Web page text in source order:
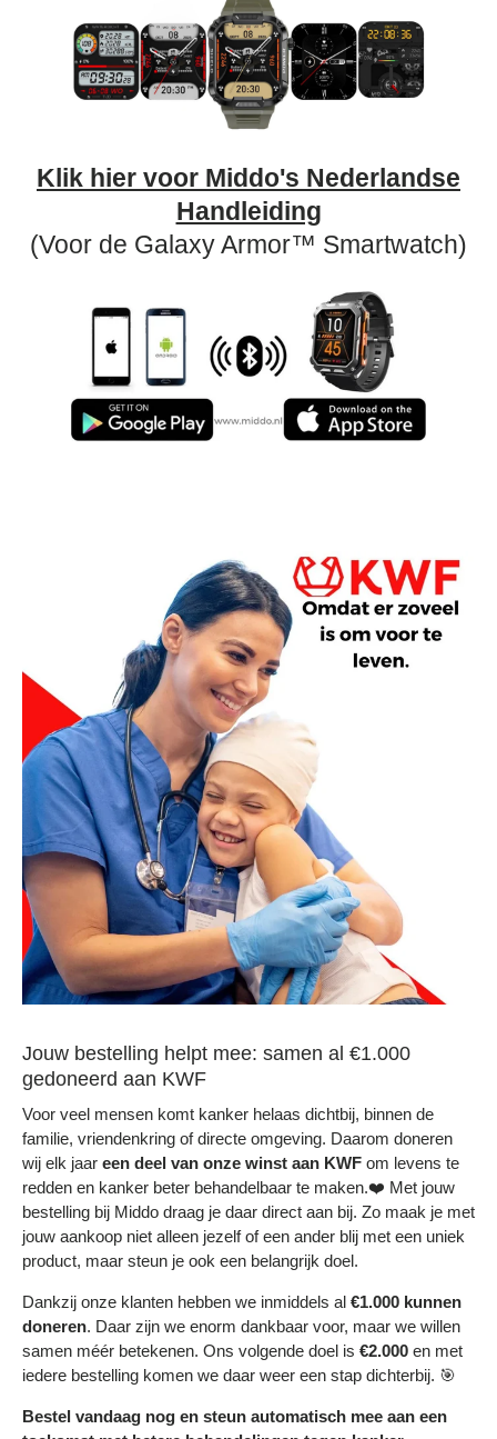
Klik hier voor Middo's Nederlandse
Handleiding
(Voor de Galaxy Armor™ Smartwatch)
Jouw bestelling helpt mee: samen al €1.000
gedoneerd aan KWF
Voor veel mensen komt kanker helaas dichtbij, binnen de
familie, vriendenkring of directe omgeving. Daarom doneren
wij elk jaar een deel van onze winst aan KWF om levens te
redden en kanker beter behandelbaar te maken.❤️ Met jouw
bestelling bij Middo draag je daar direct aan bij. Zo maak je met
jouw aankoop niet alleen jezelf of een ander blij met een uniek
product, maar steun je ook een belangrijk doel.
Dankzij onze klanten hebben we inmiddels al €1.000 kunnen
doneren. Daar zijn we enorm dankbaar voor, maar we willen
samen méér betekenen. Ons volgende doel is €2.000 en met
iedere bestelling komen we daar weer een stap dichterbij. 🎯
Bestel vandaag nog en steun automatisch mee aan een